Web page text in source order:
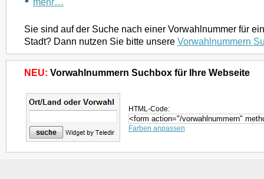
Sie sind auf der Suche nach einer Vorwahlnummer für
Stadt? Dann nutzen Sie bitte unsere Vorwahlnummern
NEU: Vorwahlnummern Suchbox für Ihre Webseite
HTML-Code:
Farben anpassen